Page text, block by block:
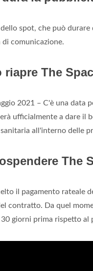
dello spot, che può
di comunicazione.
riapre The
2021 – C'è una data
ufficialmente a dare il
all'interno delle
The
il pagamento rateale
contratto. Da quel
giorni prima rispetto al